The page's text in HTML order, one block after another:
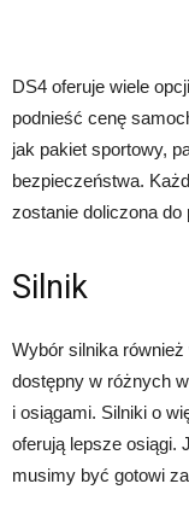
DS4 oferuje wiele
podnieść cenę
jak pakiet sportowy,
bezpieczeństwa.
zostanie doliczona
Silnik
Wybór silnika
dostępny w różnych
i osiągami. Silniki o
oferują lepsze osiągi.
musimy być gotowi